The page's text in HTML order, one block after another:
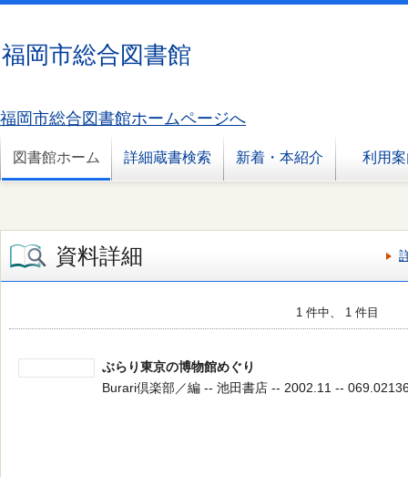
福岡市総合図書館
福岡市総合図書館ホームページへ
図書館ホーム 詳細蔵書検索 新着・本紹介 利用
資料詳細
1 件中、 1 件目
ぶらり東京の博物館めぐり
Burari倶楽部／編 -- 池田書店 -- 2002.11 --